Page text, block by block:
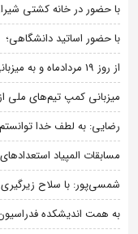
با حضور در خانه کشتی
با حضور اساتید دانشگاهی؛
از روز 19 مردادماه و به میزبانی کمپ تیم های ملی؛
میزبانی کمپ تیم‌های ملی
رضایی: به لطف خدا
مسابقات المپیاد
شمسی‌پور: با سلاح
به همت اندیشکده